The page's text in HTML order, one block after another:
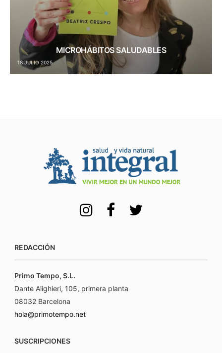
MICROHÁBITOS SALUDABLES
18 JULIO 2025
REDACCIÓN
Primo Tempo, S.L.
Dante Alighieri, 105, primera planta
08032 Barcelona
hola@primotempo.net
SUSCRIPCIONES